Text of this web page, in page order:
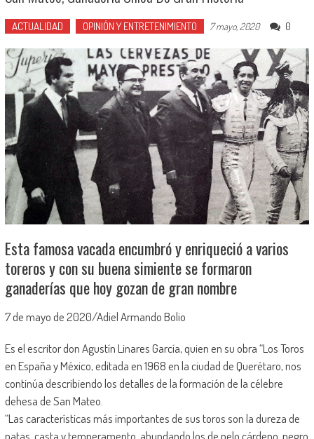
ACTUALIDAD OPINIÓN Y ENTRETENIMIENTO 7 mayo, 2020 0
Esta famosa vacada encumbró y enriqueció a varios
toreros y con su buena simiente se formaron
ganaderías que hoy gozan de gran nombre
7 de mayo de 2020/Adiel Armando Bolio
Es el escritor don Agustín Linares García, quien en su obra “Los Toros
en España y México, editada en 1968 en la ciudad de Querétaro, nos
continúa describiendo los detalles de la formación de la célebre
dehesa de San Mateo.
“Las características más importantes de sus toros son la dureza de
patas, casta y temperamento, abundando los de pelo cárdeno, negro